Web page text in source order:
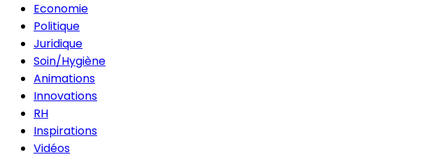
Economie
Politique
Juridique
Soin/Hygiène
Animations
Innovations
RH
Inspirations
Vidéos